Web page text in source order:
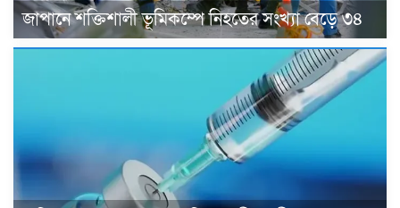
জাপানে শক্তিশালী ভূমিকম্পে নিহতের সংখ্যা বেড়ে ৩৪